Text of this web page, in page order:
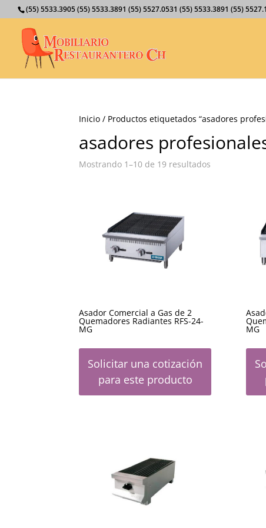
(55) 5533.3905 (55) 5533.3891 (55) 5527.0531 (55) 5533.3891 (55)
Inicio / Productos etiquetados “asadores
asadores
Mostrando 1–10 de 19 resultados
Asador Comercial a Gas de 2
Quemadores Radiantes RFS-24-
MG
Solicitar una cotización
para este producto
MG